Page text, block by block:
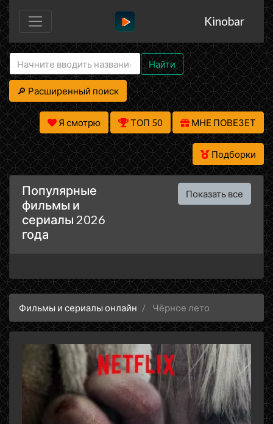
Kinobar
Найти
🔎 Расширенный поиск
Я смотрю ТОП 50 МНЕ ПОВЕЗЕТ
Подборки
Популярные
фильмы и
сериалы 2026
года
Показать все
Фильмы и сериалы онлайн Чёрное лето